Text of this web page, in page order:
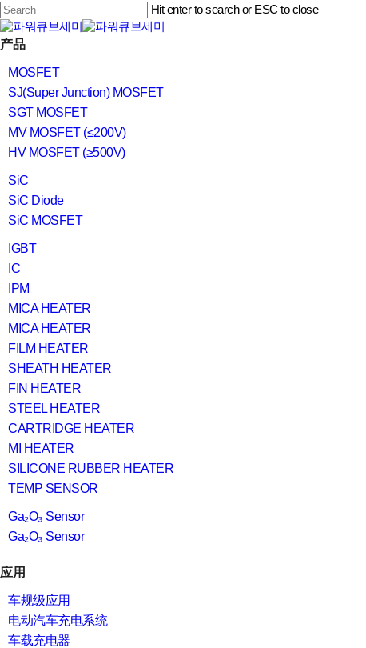
Skip
to
main
content
Hit enter to search or ESC to close
Close
Search
search
Menu
产品
MOSFET
SJ(Super Junction) MOSFET
SGT MOSFET
MV MOSFET (≤200V)
HV MOSFET (≥500V)
SiC
SiC Diode
SiC MOSFET
IGBT
IC
IPM
MICA HEATER
MICA HEATER
FILM HEATER
SHEATH HEATER
FIN HEATER
STEEL HEATER
CARTRIDGE HEATER
MI HEATER
SILICONE RUBBER HEATER
TEMP SENSOR
Ga₂O₃ Sensor
Ga₂O₃ Sensor
应用
车规级应用
电动汽车充电系统
车载充电器